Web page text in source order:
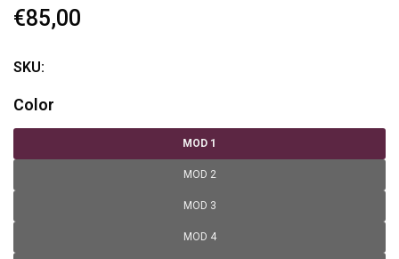
€85,00
SKU:
Color
MOD 1
MOD 2
MOD 3
MOD 4